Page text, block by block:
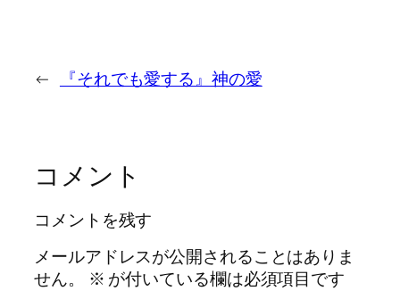
← 『それでも愛する』神の愛
コメント
コメントを残す
メールアドレスが公開されることはありま
せん。
※ が付いている欄は必須項目です